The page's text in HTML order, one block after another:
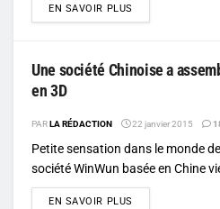
EN SAVOIR PLUS
Une société Chinoise a
en 3D
PARLA RÉDACTION 22 janvier 2015
Petite sensation dans le monde
société WinWun basée en Chine
EN SAVOIR PLUS